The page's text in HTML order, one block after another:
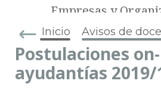
Empresas y
Inicio Avisos de
Postulaciones
ayudantías 2019/